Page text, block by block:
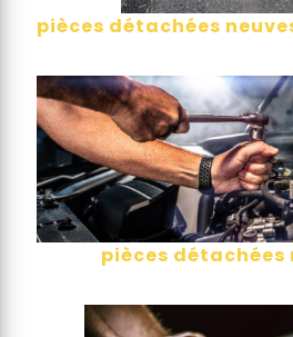
pièces détachées
pièces détachées